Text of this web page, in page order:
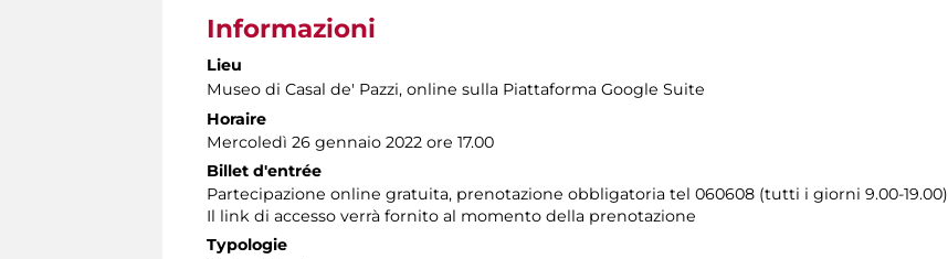
Informazioni
Lieu
Museo di Casal de' Pazzi, online sulla Piattaforma Google Suite
Horaire
Mercoledì 26 gennaio 2022 ore 17.00
Billet d'entrée
Partecipazione online gratuita, prenotazione obbligatoria tel 060608 (tutti i giorni 9.00-19.00)
Il link di accesso verrà fornito al momento della prenotazione
Typologie